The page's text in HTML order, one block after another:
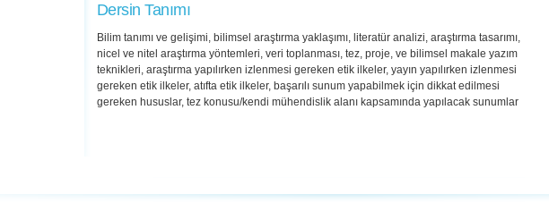
Dersin Tanımı
Bilim tanımı ve gelişimi, bilimsel araştırma yaklaşımı, literatür analizi, araştırma tasarımı,
nicel ve nitel araştırma yöntemleri, veri toplanması, tez, proje, ve bilimsel makale yazım
teknikleri, araştırma yapılırken izlenmesi gereken etik ilkeler, yayın yapılırken izlenmesi
gereken etik ilkeler, atıfta etik ilkeler, başarılı sunum yapabilmek için dikkat edilmesi
gereken hususlar, tez konusu/kendi mühendislik alanı kapsamında yapılacak sunumlar